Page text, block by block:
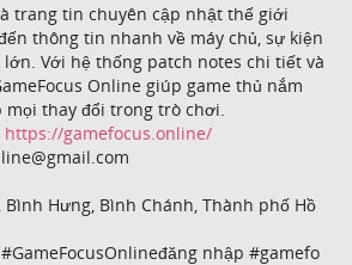
trang tin chuyên cập nhật thế giới
thông tin nhanh về máy chủ, sự kiện
Với hệ thống patch notes chi tiết và
Online giúp game thủ nắm
mọi thay đổi trong trò chơi.
https://gamefocus.online/
Bình Hưng, Bình Chánh, Thành phố Hồ
nhập #gamefo